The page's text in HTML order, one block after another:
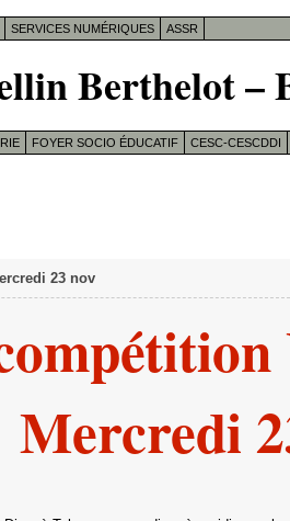
SERVICES NUMÉRIQUES ASSR
Berthelot –
FOYER SOCIO ÉDUCATIF CESC-CESCDDI
23 nov
Mercredi